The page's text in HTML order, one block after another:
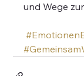
und Wege